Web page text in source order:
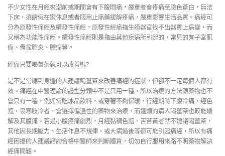
不少女性在月經來潮前或期間會有下腹悶痛，嚴重者會疼痛至臉色蒼白，無法
下床，須請假在家休息或者服用止痛藥緩解疼痛，嚴重影響生活品質。痛經可
分為原發性痛經及續發性痛經，原發性經痛指生殖器官找不出器質上病變，而
又稱為功能性痛經。續發性痛經則是指由其他疾病所引起的，常見的有子宮肌
瘤、骨盆腔炎、腫瘤等。
經痛只要喝薑茶就可以改善嗎?
是不是常聽到身邊的人建議喝薑茶來改善痛經的症狀，但卻不一定每個人都有
效。痛經在中醫理論的證型分類中不是只用一種，所以治療的方法跟藥物也不
會只有一種，例如常吃冰品飲料，或穿著不夠保暖，行經期時下腹冷痛，經色
黯，畏寒肢冷者，會選擇偏溫性的藥物來治療，而這類的病人喝薑茶也較能緩
解及其腹痛。若是小腹疼痛劇烈，月經黏稠色黯，舌苔黃者就不建議喝薑茶，
其他因長期壓力、生活作息不規律、或大病過後等都可能引起痛經，所以有痛
經困擾的人建議諮詢合格中醫師來判斷體質，切勿自行服用來路不明藥物解決
經痛問題。